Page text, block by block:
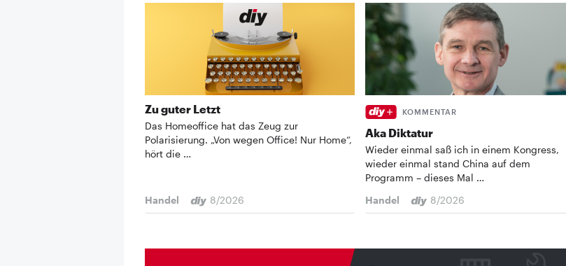
Zu guter Letzt
Das Homeoffice hat das Zeug zur
Polarisierung. „Von wegen Office! Nur Home“,
hört die …
Handel 8/2026
KOMMENTAR
Aka Diktatur
Wieder einmal saß ich in einem Kongress,
wieder einmal stand China auf dem
Programm – dieses Mal …
Handel
8/2026